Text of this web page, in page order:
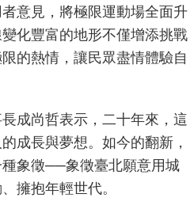
意見，將極限運動場全面升
化豐富的地形不僅增添挑戰
的熱情，讓民眾盡情體驗自
成尚哲表示，二十年來，這
成長與夢想。如今的翻新，
象徵──象徵臺北願意用城
擁抱年輕世代。